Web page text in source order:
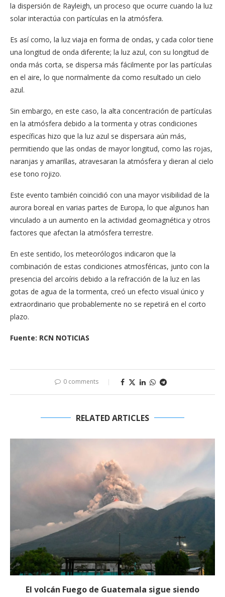
la dispersión de Rayleigh, un proceso que ocurre cuando la luz
solar interactúa con partículas en la atmósfera.
Es así como, la luz viaja en forma de ondas, y cada color tiene
una longitud de onda diferente; la luz azul, con su longitud de
onda más corta, se dispersa más fácilmente por las partículas
en el aire, lo que normalmente da como resultado un cielo
azul.
Sin embargo, en este caso, la alta concentración de partículas
en la atmósfera debido a la tormenta y otras condiciones
específicas hizo que la luz azul se dispersara aún más,
permitiendo que las ondas de mayor longitud, como las rojas,
naranjas y amarillas, atravesaran la atmósfera y dieran al cielo
ese tono rojizo.
Este evento también coincidió con una mayor visibilidad de la
aurora boreal en varias partes de Europa, lo que algunos han
vinculado a un aumento en la actividad geomagnética y otros
factores que afectan la atmósfera terrestre.
En este sentido, los meteorólogos indicaron que la
combinación de estas condiciones atmosféricas, junto con la
presencia del arcoíris debido a la refracción de la luz en las
gotas de agua de la tormenta, creó un efecto visual único y
extraordinario que probablemente no se repetirá en el corto
plazo.
Fuente: RCN NOTICIAS
0 comments
RELATED ARTICLES
El volcán Fuego de Guatemala sigue siendo